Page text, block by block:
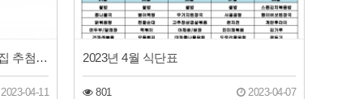
2023년 프로그램 이용자 초과모집 추첨결과 안내 (여성공예교실 가죽, 상반기 요리교실)
04-11
2023년 4월 식단표
801 2023-04-07